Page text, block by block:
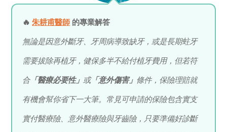
🔥朱耕甫醫師 的專業解答
無論是因意外斷牙、牙周病導致缺牙，或是長期蛀牙
需要拔除再植牙，健保多半不給付植牙費用，但若符
合「醫療必要性」或「意外傷害」 條件，保險理賠就
有機會幫你省下一大筆。常見可申請的保險包含實支
實付醫療險、意外醫療險與牙齒險，只要準備好診斷